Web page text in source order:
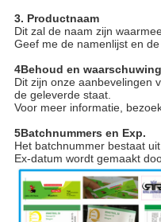
3. Productnaam
Dit zal de naam zijn
Geef me de namenlijst en
4Behoud en
Dit zijn onze aanbevelingen
de geleverde staat.
Voor meer informatie,
5Batchnummers en Exp.
Het batchnummer bestaat
Ex-datum wordt gemaakt